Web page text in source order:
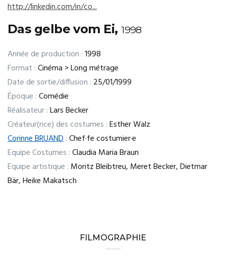
http://linkedin.com/in/co...
Das gelbe vom Ei,1998
Année de production :1998
Format :Cinéma > Long métrage
Date de sortie/diffusion : 25/01/1999
Époque :Comédie
Réalisateur :Lars Becker
Créateur(rice) des costumes :Esther Walz
Corinne BRUAND:Chef·fe costumier·e
Equipe Costumes :Claudia Maria Braun
Equipe artistique : Moritz Bleibtreu, Meret Becker, Dietmar
Bär, Heike Makatsch
FILMOGRAPHIE